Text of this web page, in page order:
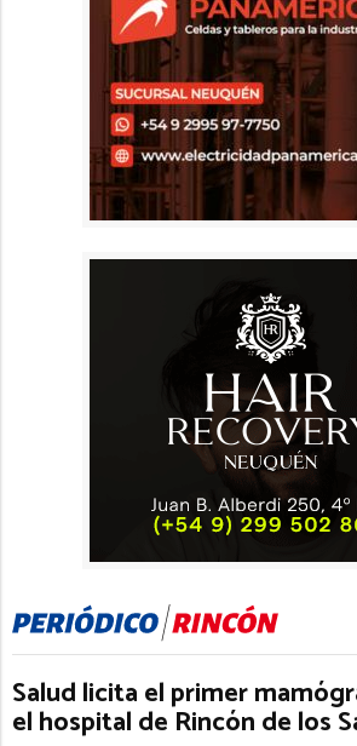
Salud licita el primer
el hospital de Rincón de los